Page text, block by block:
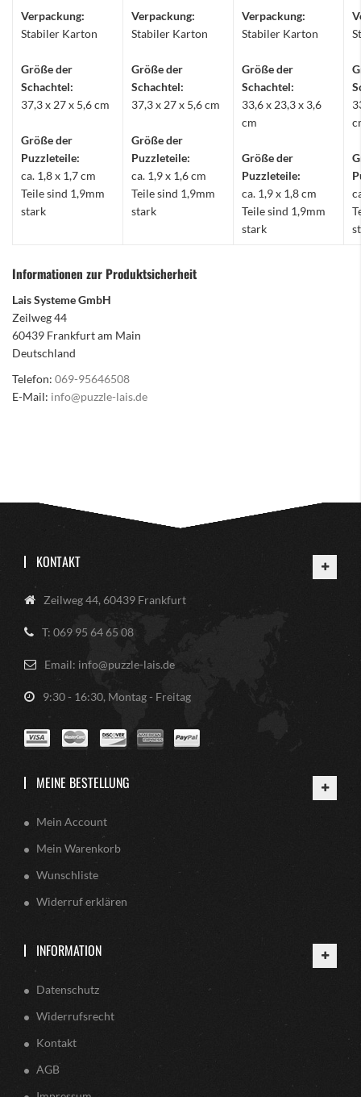
Verpackung:
Stabiler Karton
Größe der
Schachtel:
37,3 x 27 x 5,6 cm
Größe der
Puzzleteile:
ca. 1,8 x 1,7 cm
Teile sind 1,9mm
stark
Verpackung:
Stabiler Karton
Größe der
Schachtel:
37,3 x 27 x 5,6 cm
Größe der
Puzzleteile:
ca. 1,9 x 1,6 cm
Teile sind 1,9mm
stark
Verpackung:
Stabiler Karton
Größe der
Schachtel:
33,6 x 23,3 x 3,6
cm
Größe der
Puzzleteile:
ca. 1,9 x 1,8 cm
Teile sind 1,9mm
stark
Informationen zur Produktsicherheit
Lais Systeme GmbH
Zeilweg 44
60439 Frankfurt am Main
Deutschland
Telefon: 069-95646508
E-Mail: info@puzzle-lais.de
KONTAKT
Zeilweg 44, 60439 Frankfurt
T: 069 95 64 65 08
Email: info@puzzle-lais.de
9:30 - 16:30, Montag - Freitag
MEINE BESTELLUNG
Mein Account
Mein Warenkorb
Wunschliste
Widerruf erklären
INFORMATION
Datenschutz
Widerrufsrecht
Kontakt
AGB